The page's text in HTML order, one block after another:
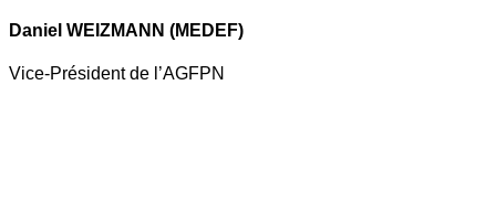
Daniel WEIZMANN (MEDEF)
Vice-Président de l’AGFPN